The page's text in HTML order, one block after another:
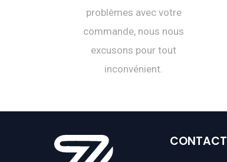
problèmes avec votre
commande, nous nous
excusons pour tout
inconvénient.
CONTACT